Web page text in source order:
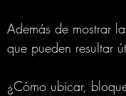
Además de mostrar
que pueden resultar
¿Cómo ubicar,